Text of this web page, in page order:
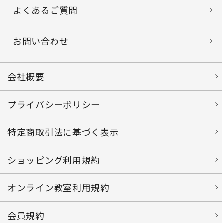
よくあるご質問
お問い合わせ
会社概要
プライバシーポリシー
特定商取引法に基づく表示
ショッピング利用規約
オンライン教室利用規約
会員規約